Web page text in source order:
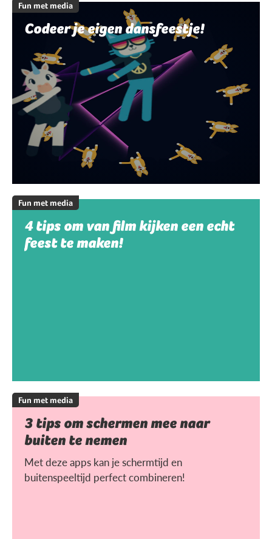
Fun met media
Codeer je eigen dansfeestje!
Fun met media
4 tips om van film kijken een echt
feest te maken!
Fun met media
3 tips om schermen mee naar
buiten te nemen
Met deze apps kan je schermtijd en
buitenspeeltijd perfect combineren!